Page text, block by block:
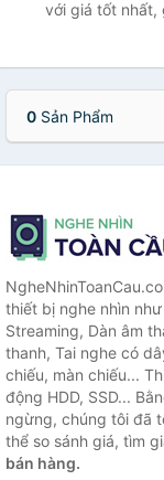
với giá tốt nhất,
0 Sản Phẩm
thiết bị nghe nhìn
Streaming, Dàn âm
thanh, Tai nghe có
chiếu, màn chiếu...
động HDD, SSD...
ngừng, chúng tôi đã
thể so sánh giá, tìm
bán hàng.